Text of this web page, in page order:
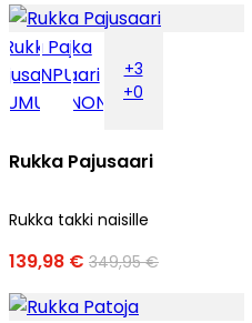
+3
+0
Rukka Pajusaari
Rukka takki naisille
139,98 € 349,95 €